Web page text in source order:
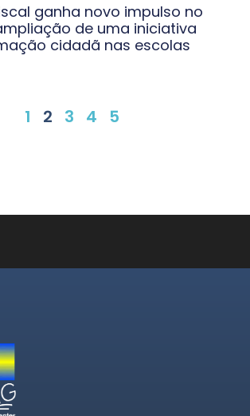
ganha novo impulso no
de uma iniciativa
cidadã nas escolas
1 2 3 4 5